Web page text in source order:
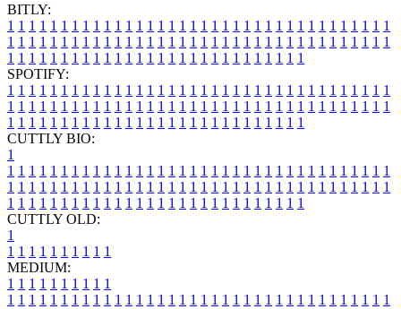
BITLY:
1 1 1 1 1 1 1 1 1 1 1 1 1 1 1 1 1 1 1 1 1 1 1 1 1 1 1 1 1 1 1 1 1 1 1 1
1 1 1 1 1 1 1 1 1 1 1 1 1 1 1 1 1 1 1 1 1 1 1 1 1 1 1 1 1 1 1 1 1 1 1 1
1 1 1 1 1 1 1 1 1 1 1 1 1 1 1 1 1 1 1 1 1 1 1 1 1 1 1 1
SPOTIFY:
1 1 1 1 1 1 1 1 1 1 1 1 1 1 1 1 1 1 1 1 1 1 1 1 1 1 1 1 1 1 1 1 1 1 1 1
1 1 1 1 1 1 1 1 1 1 1 1 1 1 1 1 1 1 1 1 1 1 1 1 1 1 1 1 1 1 1 1 1 1 1 1
1 1 1 1 1 1 1 1 1 1 1 1 1 1 1 1 1 1 1 1 1 1 1 1 1 1 1 1
CUTTLY BIO:
1
1 1 1 1 1 1 1 1 1 1 1 1 1 1 1 1 1 1 1 1 1 1 1 1 1 1 1 1 1 1 1 1 1 1 1 1
1 1 1 1 1 1 1 1 1 1 1 1 1 1 1 1 1 1 1 1 1 1 1 1 1 1 1 1 1 1 1 1 1 1 1 1
1 1 1 1 1 1 1 1 1 1 1 1 1 1 1 1 1 1 1 1 1 1 1 1 1 1 1 1
CUTTLY OLD:
1
1 1 1 1 1 1 1 1 1 1
MEDIUM:
1 1 1 1 1 1 1 1 1 1
1 1 1 1 1 1 1 1 1 1 1 1 1 1 1 1 1 1 1 1 1 1 1 1 1 1 1 1 1 1 1 1 1 1 1 1